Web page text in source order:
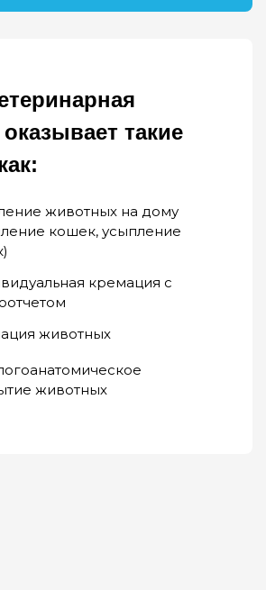
такие
животных на дому
кошек, усыпление
кремация с
животных
животных